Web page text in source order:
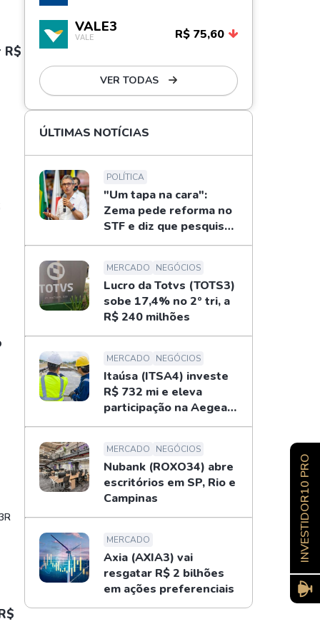
R$
VALE3
VALE R$ 75,60
VER TODAS
ÚLTIMAS NOTÍCIAS
POLÍTICA
"Um tapa na cara":
Zema pede reforma no
STF e diz que pesquisas
não definem eleições
MERCADO NEGÓCIOS
Lucro da Totvs (TOTS3)
sobe 17,4% no 2º tri, a
R$ 240 milhões
MERCADO NEGÓCIOS
Itaúsa (ITSA4) investe
R$ 732 mi e eleva
participação na Aegea
para 14%
MERCADO NEGÓCIOS
Nubank (ROXO34) abre
escritórios em SP, Rio e
Campinas
MERCADO
Axia (AXIA3) vai
resgatar R$ 2 bilhões
em ações preferenciais
INVESTIDOR10 PRO